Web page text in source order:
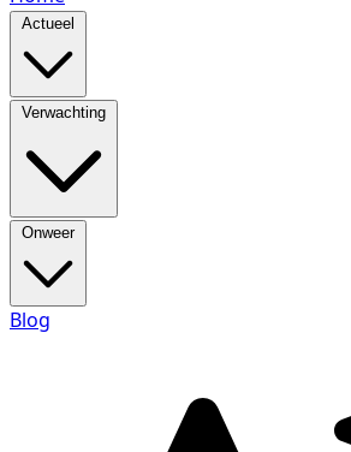
Actueel
Verwachting
Onweer
Blog